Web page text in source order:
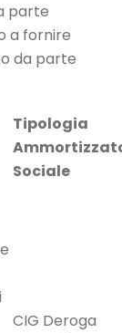
parte
a fornire
da parte
Tipologia
Sociale
CIG Deroga